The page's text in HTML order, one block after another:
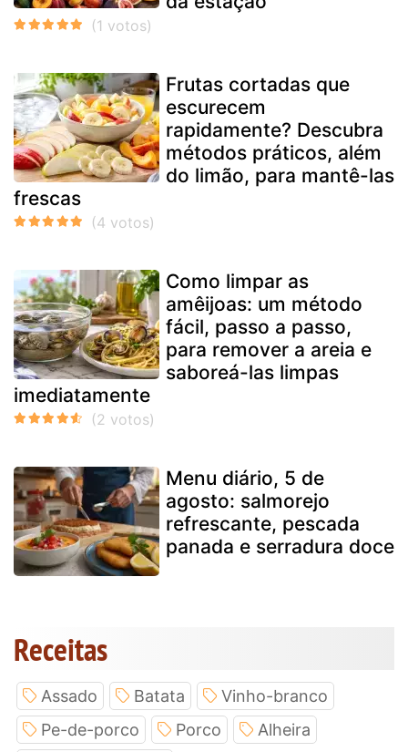
Frutas cortadas que
escurecem
rapidamente? Descubra
métodos práticos, além
do limão, para mantê-las
frescas
Como limpar as
amêijoas: um método
fácil, passo a passo,
para remover a areia e
saboreá-las limpas
imediatamente
Menu diário, 5 de
agosto: salmorejo
refrescante, pescada
panada e serradura doce
Receitas
Assado Batata
Vinho-branco
Pe-de-porco
Porco
Alheira